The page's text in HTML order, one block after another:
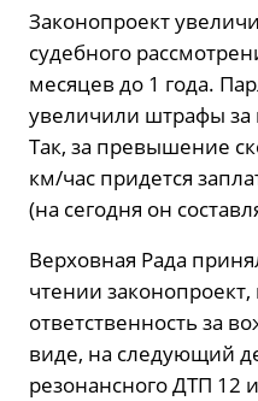
Законопроект
судебного
месяцев до 1 года.
увеличили штрафы
Так, за превышение
км/час придется
(на сегодня он
Верховная Рада
чтении
ответственность за
виде, на следующий
резонансного ДТП 12